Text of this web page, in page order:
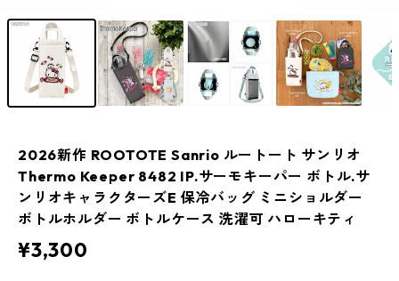
2026新作 ROOTOTE Sanrio ルートート サンリオ
Thermo Keeper 8482 IP.サーモキーパー ボトル.サ
ンリオキャラクターズE 保冷バッグ ミニショルダー
ボトルホルダー ボトルケース 洗濯可 ハローキティ
¥3,300